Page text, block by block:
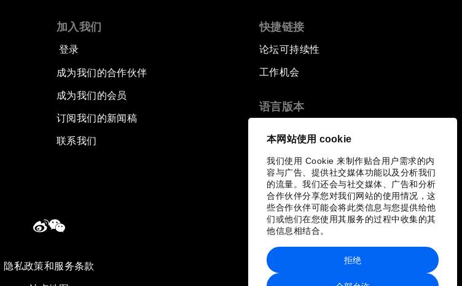
本网站使用 cookie
我们使用 Cookie 来制作贴合用户需求的内
容与广告、提供社交媒体功能以及分析我们
的流量。我们还会与社交媒体、广告和分析
合作伙伴分享您对我们网站的使用情况，这
些合作伙伴可能会将此类信息与您提供给他
们或他们在您使用其服务的过程中收集的其
他信息相结合。
拒绝
加入我们
登录
成为我们的合作伙伴
成为我们的会员
订阅我们的新闻稿
联系我们
快捷链接
论坛可持续性
工作机会
语言版本
隐私政策和服务条款